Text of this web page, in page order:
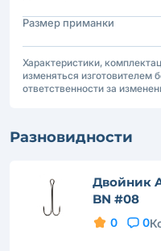
Размер приманки
Характеристики,
изменяться изготовителем
ответственности за
Разновидности
Двойник
BN #08
0 0